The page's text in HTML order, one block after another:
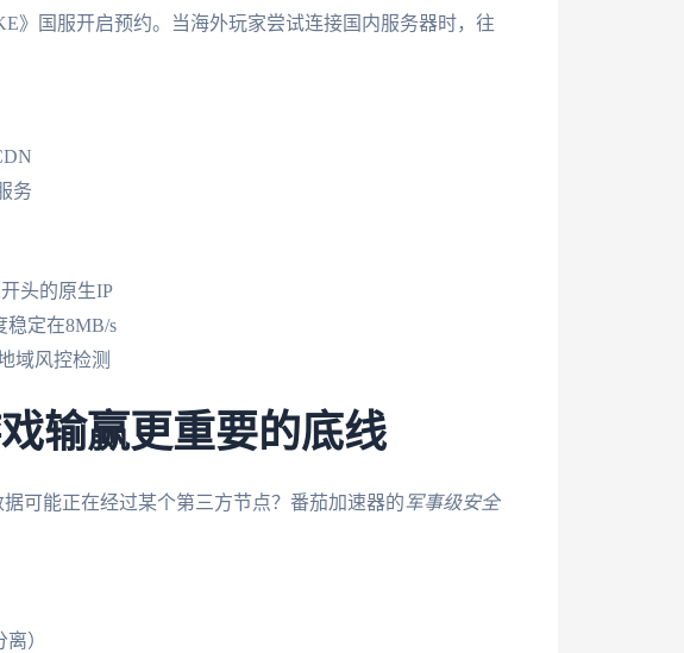
》国服开启预约。当海外玩家尝试连接国内服务器时，往
务
头的原生IP
定在8MB/s
域风控检测
输赢更重要的底线
可能正在经过某个第三方节点？番茄加速器的军事级安全
）